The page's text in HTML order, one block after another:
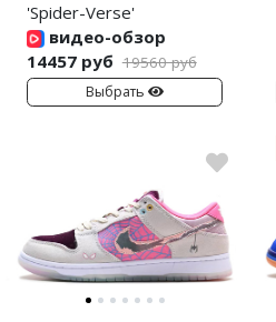
'Spider-Verse'
видео-обзор
14457 руб 19560 руб
Выбрать